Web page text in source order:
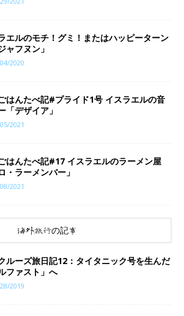
エルのモチ！グミ！またはハッピーターン
ャフヌン」
2020
はんたべ記#プライド1号 イスラエルの音
「デザイア」
2021
はんたべ記#17 イスラエルのラーメン屋
・ラーメンバー」
2021
海外旅行の記事
ルーズ旅日記12：タイタニック号を生んだ
ファスト」へ
2019